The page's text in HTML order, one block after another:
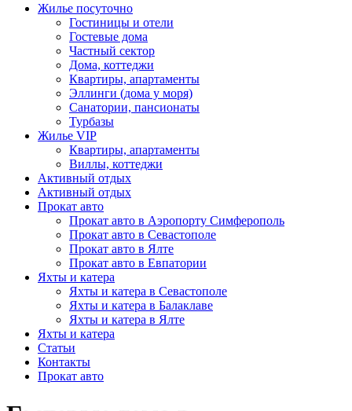
Жилье посуточно
Гостиницы и отели
Гостевые дома
Частный сектор
Дома, коттеджи
Квартиры, апартаменты
Эллинги (дома у моря)
Санатории, пансионаты
Турбазы
Жилье VIP
Квартиры, апартаменты
Виллы, коттеджи
Активный отдых
Активный отдых
Прокат авто
Прокат авто в Аэропорту Симферополь
Прокат авто в Севастополе
Прокат авто в Ялте
Прокат авто в Евпатории
Яхты и катера
Яхты и катера в Севастополе
Яхты и катера в Балаклаве
Яхты и катера в Ялте
Яхты и катера
Статьи
Контакты
Прокат авто